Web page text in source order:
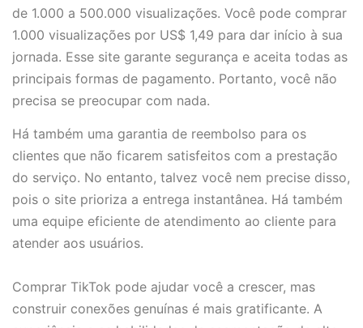
de 1.000 a 500.000 visualizações. Você pode comprar
1.000 visualizações por US$ 1,49 para dar início à sua
jornada. Esse site garante segurança e aceita todas as
principais formas de pagamento. Portanto, você não
precisa se preocupar com nada.
Há também uma garantia de reembolso para os
clientes que não ficarem satisfeitos com a prestação
do serviço. No entanto, talvez você nem precise disso,
pois o site prioriza a entrega instantânea. Há também
uma equipe eficiente de atendimento ao cliente para
atender aos usuários.
Comprar TikTok pode ajudar você a crescer, mas
construir conexões genuínas é mais gratificante. A